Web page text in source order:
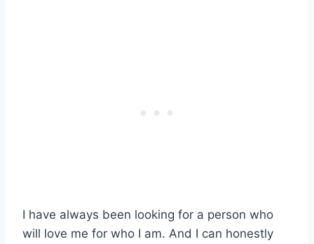
I have always been looking for a person who
will love me for who I am. And I can honestly